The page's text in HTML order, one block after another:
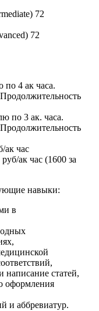
72
72
4 ак часа.
по 3 ак. часа.
ак час
ак час (1600 за
навыки:
в
написание статей,
оформления
и аббревиатур.